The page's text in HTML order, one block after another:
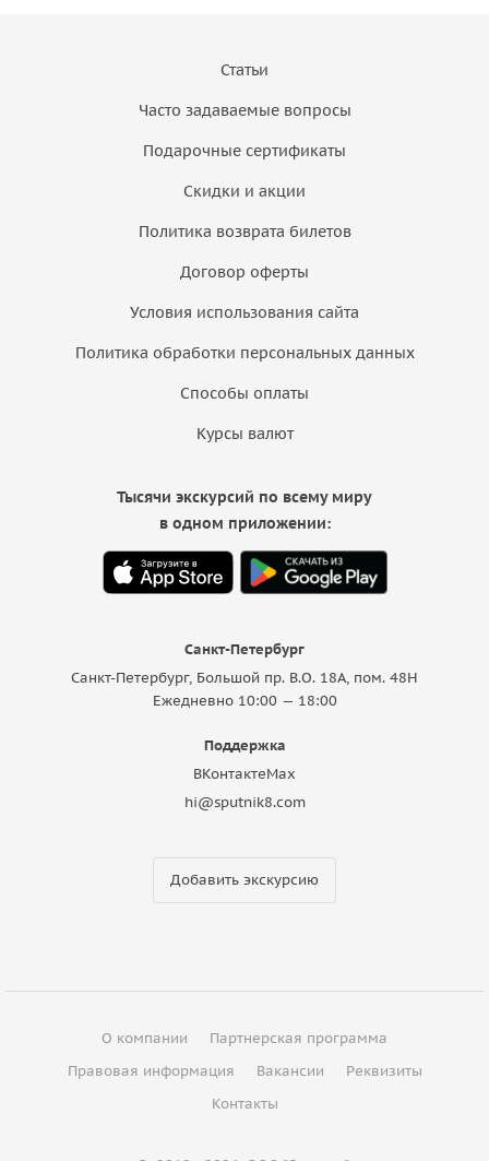
Статьи
Часто задаваемые вопросы
Подарочные сертификаты
Скидки и акции
Политика возврата билетов
Договор оферты
Условия использования сайта
Политика обработки персональных данных
Способы оплаты
Курсы валют
Санкт-Петербург
Санкт-Петербург, Большой пр. В.О. 18A, пом. 48Н
Ежедневно 10:00 — 18:00
Поддержка
ВКонтактеMax
hi@sputnik8.com
Добавить экскурсию
Тысячи экскурсий по всему миру
в одном приложении:
О компании
Партнерская программа
Правовая информация
Вакансии
Реквизиты
Контакты